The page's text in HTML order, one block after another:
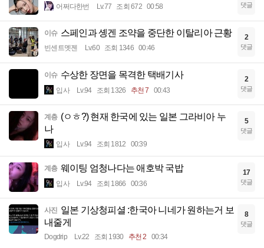
어쩌다한번 Lv.77 조회 672 00:58 댓글
이슈 스페인과 솅겐 조약을 중단한 이탈리아 근황
빈센트멧젠 Lv.60 조회 1346 00:46
2
댓글
이슈 수상한 장면을 목격한 택배기사
입사 Lv.94 조회 1326 추천 7 00:43
2
댓글
계층 (ㅇㅎ?) 현재 한국에 있는 일본 그라비아 누
나
입사 Lv.94 조회 1812 00:39
5
댓글
계층 웨이팅 엄청나다는 애호박 국밥
입사 Lv.94 조회 1866 00:36
17
댓글
사진 일본 기상청피셜 :한국아 니네가 원하는거 보
내줄게
Dogdrip Lv.22 조회 1930 추천 2 00:34
8
댓글